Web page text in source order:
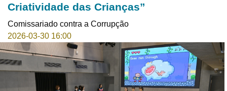
Criatividade das Crianças”
Comissariado contra a Corrupção
2026-03-30 16:00